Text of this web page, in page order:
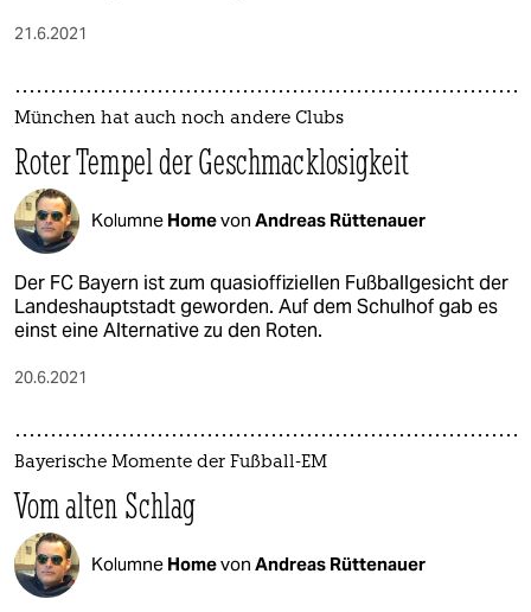
21.6.2021
München hat auch noch andere Clubs
Roter Tempel der Geschmacklosigkeit
Kolumne Homevon Andreas Rüttenauer
Der FC Bayern ist zum quasioffiziellen Fußballgesicht der
Landeshauptstadt geworden. Auf dem Schulhof gab es
einst eine Alternative zu den Roten.
20.6.2021
Bayerische Momente der Fußball-EM
Vom alten Schlag
Kolumne Homevon Andreas Rüttenauer